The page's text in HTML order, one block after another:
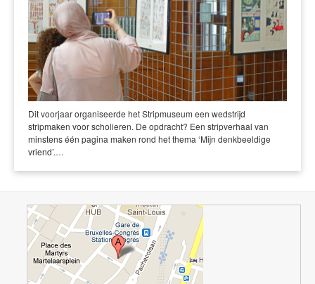
Dit voorjaar organiseerde het Stripmuseum een wedstrijd
stripmaken voor scholieren. De opdracht? Een stripverhaal van
minstens één pagina maken rond het thema ‘Mijn denkbeeldige
vriend’.…